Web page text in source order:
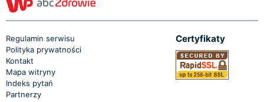
Regulamin serwisu
Polityka prywatności
Kontakt
Mapa witryny
Indeks pytań
Partnerzy
Certyfikaty